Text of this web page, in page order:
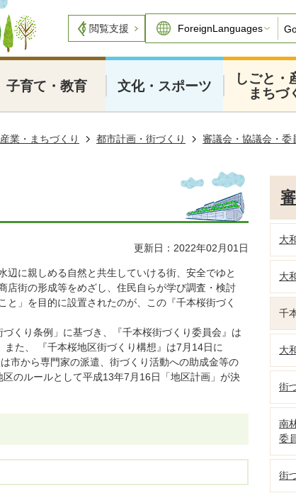
閲覧支援
子育て・教育 文化・スポーツ
しごと・
まちづ
業・まちづくり 都市計画・街づくり 審議会・協議会・委
更新日：2022年02月01日
辺に親しめる自然と共生していける街、安全でゆと
店街の形成等をめざし、住民自らが学び調査・検討
」を目的に設置されたのが、この『千本桜街づく
くり条例」に基づき、『千本桜街づくり委員会』は
た、 『千本桜地区街づくり構想』は7月14日に
市から専門家の派遣、街づくり活動への助成金等の
のルールとして平成13年7月16日「地区計画」が決
大
大
千
大
街
南
委
街